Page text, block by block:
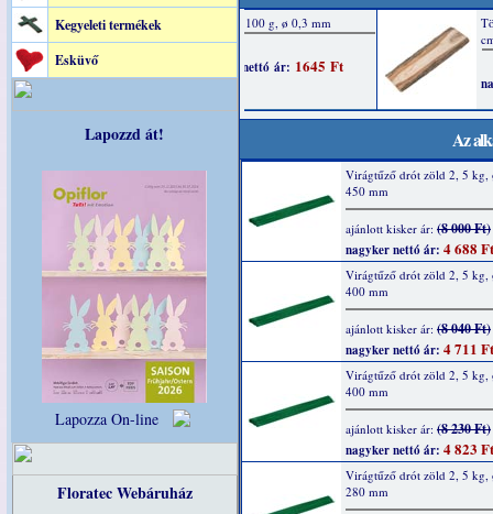
Kegyeleti termékek
Esküvő
Lapozzd át!
Lapozza On-line
Floratec Webáruház
Az
Virágtűző drót zöld 2, 5 kg,
450 mm
ajánlott kisker ár: (8 000 Ft)
nagyker nettó ár: 4 688 Ft
Virágtűző drót zöld 2, 5 kg,
400 mm
ajánlott kisker ár: (8 040 Ft)
nagyker nettó ár: 4 711 Ft
Virágtűző drót zöld 2, 5 kg,
400 mm
ajánlott kisker ár: (8 230 Ft)
nagyker nettó ár: 4 823 Ft
Virágtűző drót zöld 2, 5 kg,
280 mm